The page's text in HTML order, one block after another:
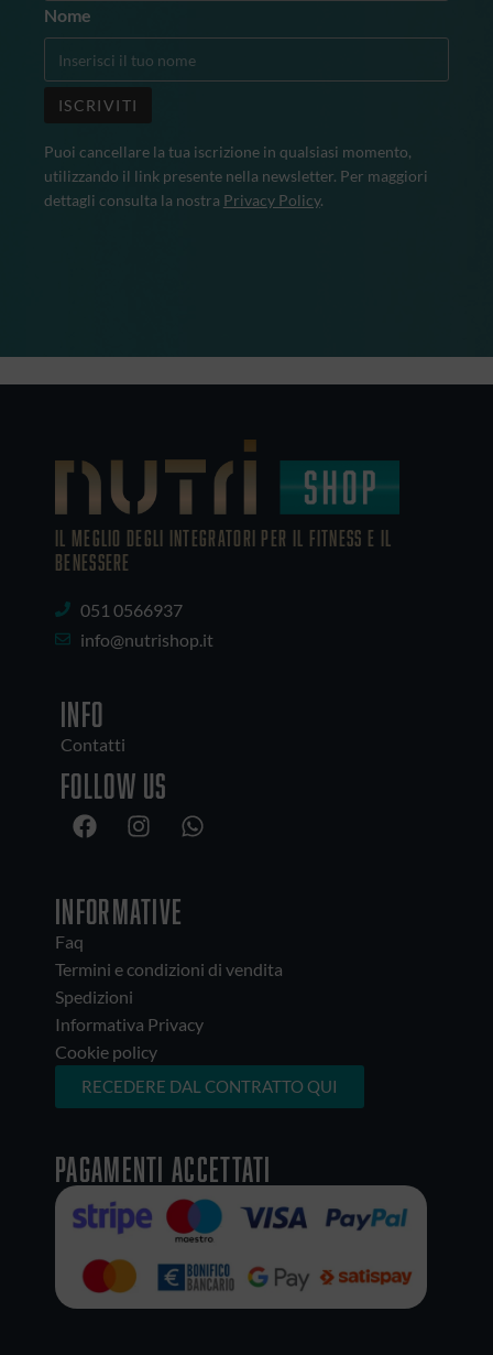
Nome
Puoi cancellare la tua iscrizione in qualsiasi momento,
utilizzando il link presente nella newsletter. Per maggiori
dettagli consulta la nostra Privacy Policy.
IL MEGLIO DEGLI Integratori PER IL FITNESS E IL
BENESSERE
051 0566937
info@nutrishop.it
INFO
Contatti
Follow us
INFORMATIVE
Faq
Termini e condizioni di vendita
Spedizioni
Informativa Privacy
Cookie policy
RECEDERE DAL CONTRATTO QUI
Pagamenti accettati